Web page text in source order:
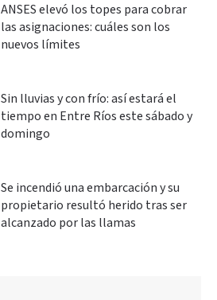
ANSES elevó los topes para cobrar
las asignaciones: cuáles son los
nuevos límites
Sin lluvias y con frío: así estará el
tiempo en Entre Ríos este sábado y
domingo
Se incendió una embarcación y su
propietario resultó herido tras ser
alcanzado por las llamas